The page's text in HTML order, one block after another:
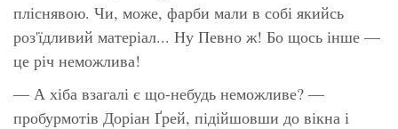
пліснявою. Чи, може, фарби мали в собі якийсь
роз'їдливий матеріал... Ну Певно ж! Бо щось інше —
це річ неможлива!
— А хіба взагалі є що-небудь неможливе? —
пробурмотів Доріан Ґрей, підійшовши до вікна і